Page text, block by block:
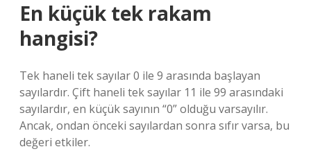
En küçük tek rakam
hangisi?
Tek haneli tek sayılar 0 ile 9 arasında başlayan
sayılardır. Çift haneli tek sayılar 11 ile 99 arasındaki
sayılardır, en küçük sayının “0” olduğu varsayılır.
Ancak, ondan önceki sayılardan sonra sıfır varsa, bu
değeri etkiler.